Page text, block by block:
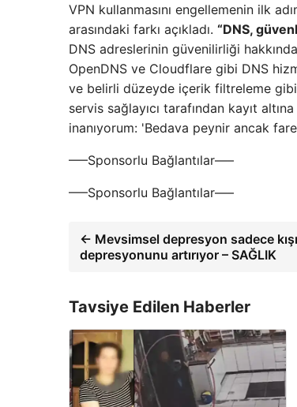
VPN kullanmasını engellemenin ilk
arasındaki farkı açıkladı. “DNS,
DNS adreslerinin güvenilirliği
OpenDNS ve Cloudflare gibi DNS
ve belirli düzeyde içerik filtreleme
servis sağlayıcı tarafından kayıt
inanıyorum: 'Bedava peynir ancak
—–Sponsorlu Bağlantılar—–
—–Sponsorlu Bağlantılar—–
← Mevsimsel depresyon sadece
depresyonunu artırıyor – SAĞLIK
Tavsiye Edilen Haberler